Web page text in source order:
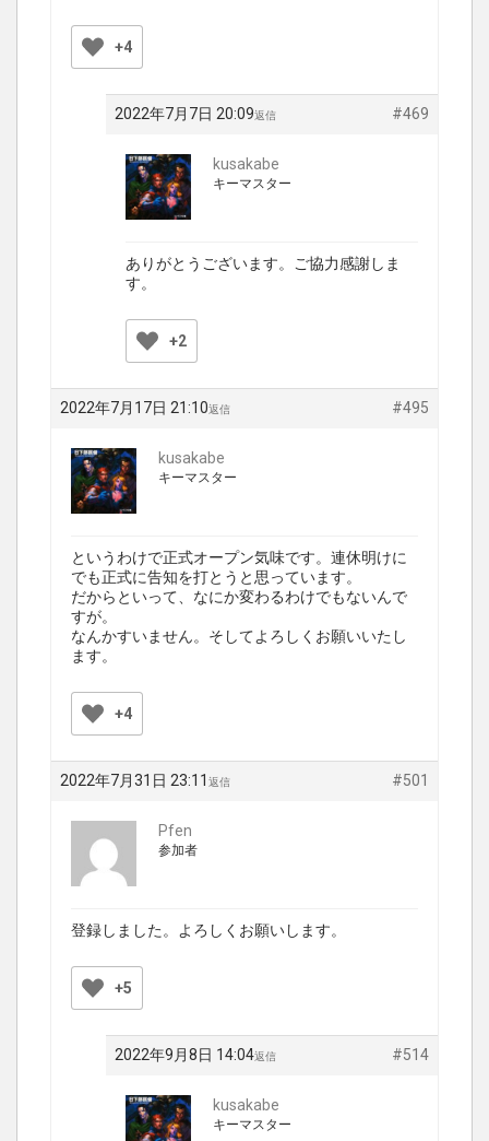
+4
2022年7月7日 20:09 #469
返信
kusakabe
キーマスター
ありがとうございます。ご協力感謝しま
す。
+2
2022年7月17日 21:10 #495
返信
kusakabe
キーマスター
というわけで正式オープン気味です。連休明けに
でも正式に告知を打とうと思っています。
だからといって、なにか変わるわけでもないんで
すが。
なんかすいません。そしてよろしくお願いいたし
ます。
+4
2022年7月31日 23:11 #501
返信
Pfen
参加者
登録しました。よろしくお願いします。
+5
2022年9月8日 14:04 #514
返信
kusakabe
キーマスター